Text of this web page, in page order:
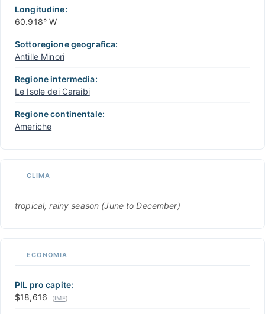
Longitudine:
60.918° W
Sottoregione geografica:
Antille Minori
Regione intermedia:
Le Isole dei Caraibi
Regione continentale:
Americhe
CLIMA
tropical; rainy season (June to December)
ECONOMIA
PIL pro capite:
$18,616
(IMF)